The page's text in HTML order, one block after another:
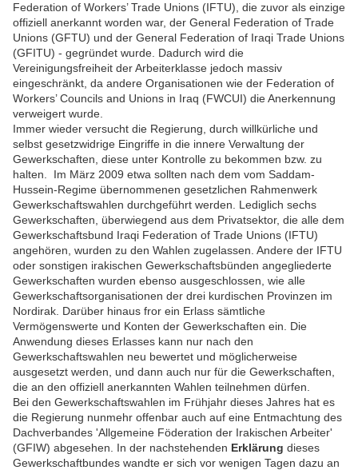
Federation of Workers’ Trade Unions (IFTU), die zuvor als einzige
offiziell anerkannt worden war, der General Federation of Trade
Unions (GFTU) und der General Federation of Iraqi Trade Unions
(GFITU) - gegründet wurde. Dadurch wird die
Vereinigungsfreiheit der Arbeiterklasse jedoch massiv
eingeschränkt, da andere Organisationen wie der Federation of
Workers’ Councils and Unions in Iraq (FWCUI) die Anerkennung
verweigert wurde.
Immer wieder versucht die Regierung, durch willkürliche und
selbst gesetzwidrige Eingriffe in die innere Verwaltung der
Gewerkschaften, diese unter Kontrolle zu bekommen bzw. zu
halten. Im März 2009 etwa sollten nach dem vom Saddam-
Hussein-Regime übernommenen gesetzlichen Rahmenwerk
Gewerkschaftswahlen durchgeführt werden. Lediglich sechs
Gewerkschaften, überwiegend aus dem Privatsektor, die alle dem
Gewerkschaftsbund Iraqi Federation of Trade Unions (IFTU)
angehören, wurden zu den Wahlen zugelassen. Andere der IFTU
oder sonstigen irakischen Gewerkschaftsbünden angegliederte
Gewerkschaften wurden ebenso ausgeschlossen, wie alle
Gewerkschaftsorganisationen der drei kurdischen Provinzen im
Nordirak. Darüber hinaus fror ein Erlass sämtliche
Vermögenswerte und Konten der Gewerkschaften ein. Die
Anwendung dieses Erlasses kann nur nach den
Gewerkschaftswahlen neu bewertet und möglicherweise
ausgesetzt werden, und dann auch nur für die Gewerkschaften,
die an den offiziell anerkannten Wahlen teilnehmen dürfen.
Bei den Gewerkschaftswahlen im Frühjahr dieses Jahres hat es
die Regierung nunmehr offenbar auch auf eine Entmachtung des
Dachverbandes 'Allgemeine Föderation der Irakischen Arbeiter'
(GFIW) abgesehen. In der nachstehenden Erklärung dieses
Gewerkschaftbundes wandte er sich vor wenigen Tagen dazu an